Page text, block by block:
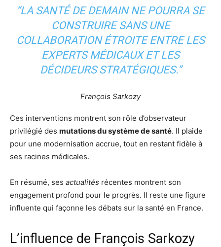
“LA SANTÉ DE DEMAIN NE POURRA SE
CONSTRUIRE SANS UNE
COLLABORATION ÉTROITE ENTRE LES
EXPERTS MÉDICAUX ET LES
DÉCIDEURS STRATÉGIQUES.”
François Sarkozy
Ces interventions montrent son rôle d’observateur
privilégié des mutations du système de santé. Il plaide
pour une modernisation accrue, tout en restant fidèle à
ses racines médicales.
En résumé, ses actualités récentes montrent son
engagement profond pour le progrès. Il reste une figure
influente qui façonne les débats sur la santé en France.
L’influence de François Sarkozy